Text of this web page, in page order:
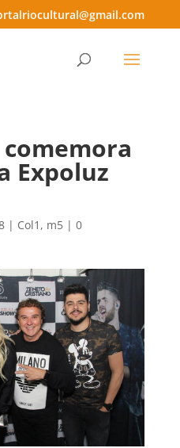
Expoluz
| Col1 , m5| 0